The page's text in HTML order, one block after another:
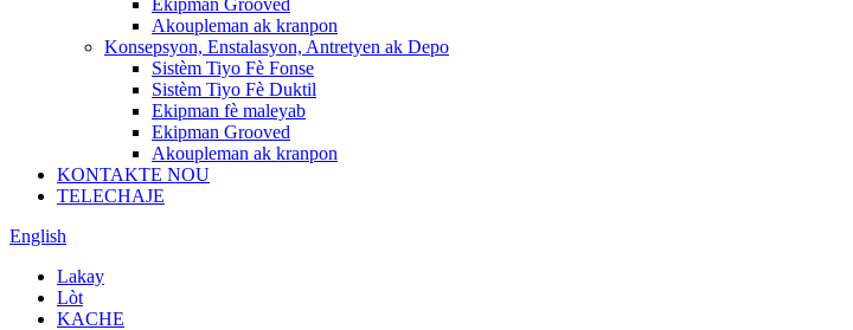
Ekipman Grooved
Akoupleman ak kranpon
Konsepsyon, Enstalasyon, Antretyen ak Depo
Sistèm Tiyo Fè Fonse
Sistèm Tiyo Fè Duktil
Ekipman fè maleyab
Ekipman Grooved
Akoupleman ak kranpon
KONTAKTE NOU
TELECHAJE
English
Lakay
Lòt
KACHE